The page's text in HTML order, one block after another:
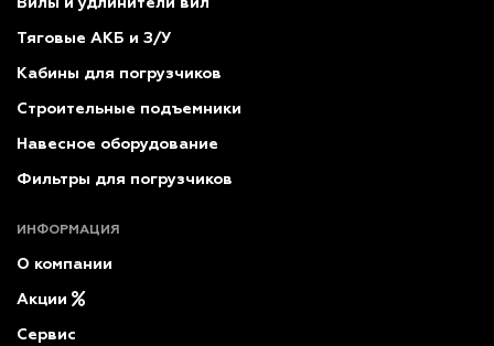
Тяговые АКБ и З/У
Кабины для погрузчиков
Строительные подъемники
Навесное оборудование
Фильтры для погрузчиков
ИНФОРМАЦИЯ
О компании
Акции
Сервис